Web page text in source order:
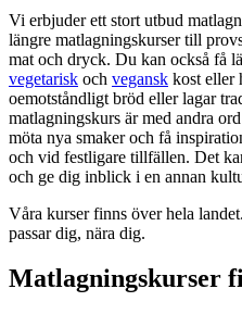
Vi erbjuder ett stort utbud
längre matlagningskurser till
mat och dryck. Du kan också få
vegetarisk och vegansk kost eller
oemotståndligt bröd eller lagar
matlagningskurs är med andra
möta nya smaker och få
och vid festligare tillfällen. Det
och ge dig inblick i en annan
Våra kurser finns över hela
passar dig, nära dig.
Matlagningskurser